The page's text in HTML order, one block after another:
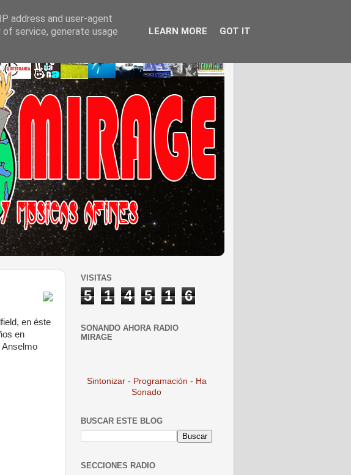
en éste
en
Anselmo
VISITAS
5 1 4 5 1 6
SONANDO AHORA RADIO
MIRAGE
Sintonizar - Programación - Ha
Sonado
BUSCAR ESTE BLOG
SECCIONES RADIO
address and user-agent
service, generate usage
LEARN MORE GOT IT